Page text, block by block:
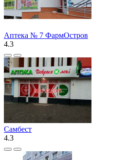
Аптека № 7 ФармОстров
4.3
Самбест
4.3